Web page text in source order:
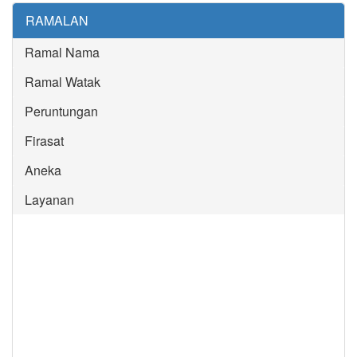
RAMALAN
Ramal Nama
Ramal Watak
Peruntungan
Firasat
Aneka
Layanan